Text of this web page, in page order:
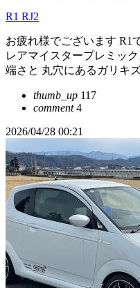
R1 RJ2
お疲れ様でございます R1
レアマイスタープレミッ
端さと 丸穴にあるガリキ
thumb_up 117
comment4
2026/04/28 00:21